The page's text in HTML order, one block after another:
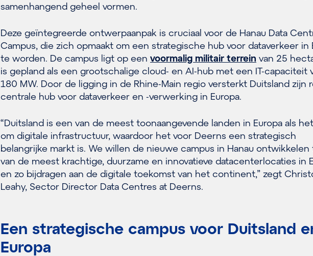
samenhangend geheel vormen.
Deze geïntegreerde ontwerpaanpak is cruciaal voor de Hanau Data
Campus, die zich opmaakt om een strategische hub voor dataverkeer in
te worden. De campus ligt op een voormalig militair terrein van 25
is gepland als een grootschalige cloud- en AI-hub met een IT-capaciteit
180 MW. Door de ligging in de Rhine-Main regio versterkt Duitsland zijn
centrale hub voor dataverkeer en -verwerking in Europa.
“Duitsland is een van de meest toonaangevende landen in Europa als
om digitale infrastructuur, waardoor het voor Deerns een strategisch
belangrijke markt is. We willen de nieuwe campus in Hanau
van de meest krachtige, duurzame en innovatieve datacenterlocaties in
en zo bijdragen aan de digitale toekomst van het continent,” zegt
Leahy, Sector Director Data Centres at Deerns.
Een strategische campus voor Duitsland
Europa